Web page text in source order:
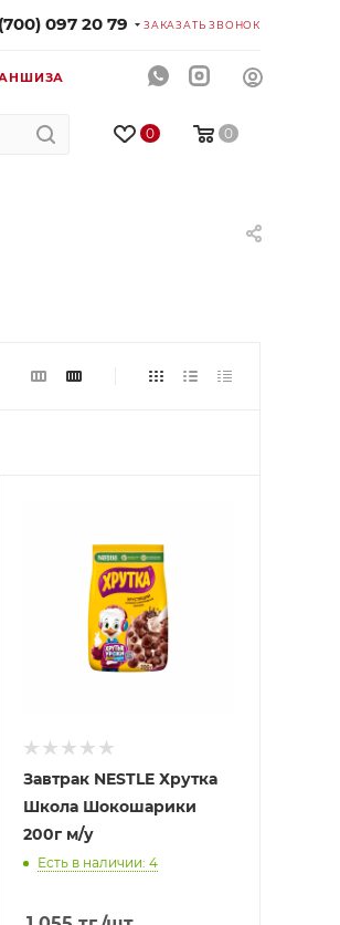
097 20 79 ЗАКАЗАТЬ ЗВОНОК
0 0
Завтрак NESTLE Хрутка
Школа Шокошарики
200г м/у
Есть в наличии: 4